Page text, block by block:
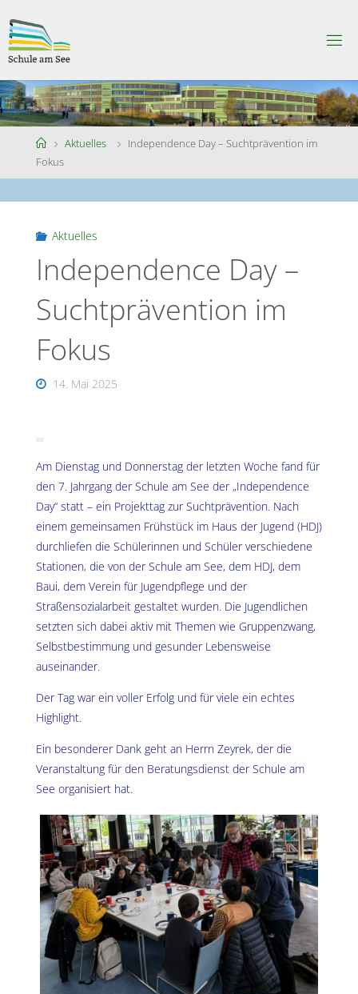
to
content
CHU
LEA
MS
EE
HomeAktuelles
Independence Day – Suchtprävention im
Fokus
Aktuelles
Independence Day –
Suchtprävention im
Fokus
14. Mai 2025
Am Dienstag und Donnerstag der letzten Woche fand für
den 7. Jahrgang der Schule am See der „Independence
Day“ statt – ein Projekttag zur Suchtprävention. Nach
einem gemeinsamen Frühstück im Haus der Jugend (HDJ)
durchliefen die Schülerinnen und Schüler verschiedene
Stationen, die von der Schule am See, dem HDJ, dem
Baui, dem Verein für Jugendpflege und der
Straßensozialarbeit gestaltet wurden. Die Jugendlichen
setzten sich dabei aktiv mit Themen wie Gruppenzwang,
Selbstbestimmung und gesunder Lebensweise
auseinander.
Der Tag war ein voller Erfolg und für viele ein echtes
Highlight.
Ein besonderer Dank geht an Herrn Zeyrek, der die
Veranstaltung für den Beratungsdienst der Schule am
See organisiert hat.